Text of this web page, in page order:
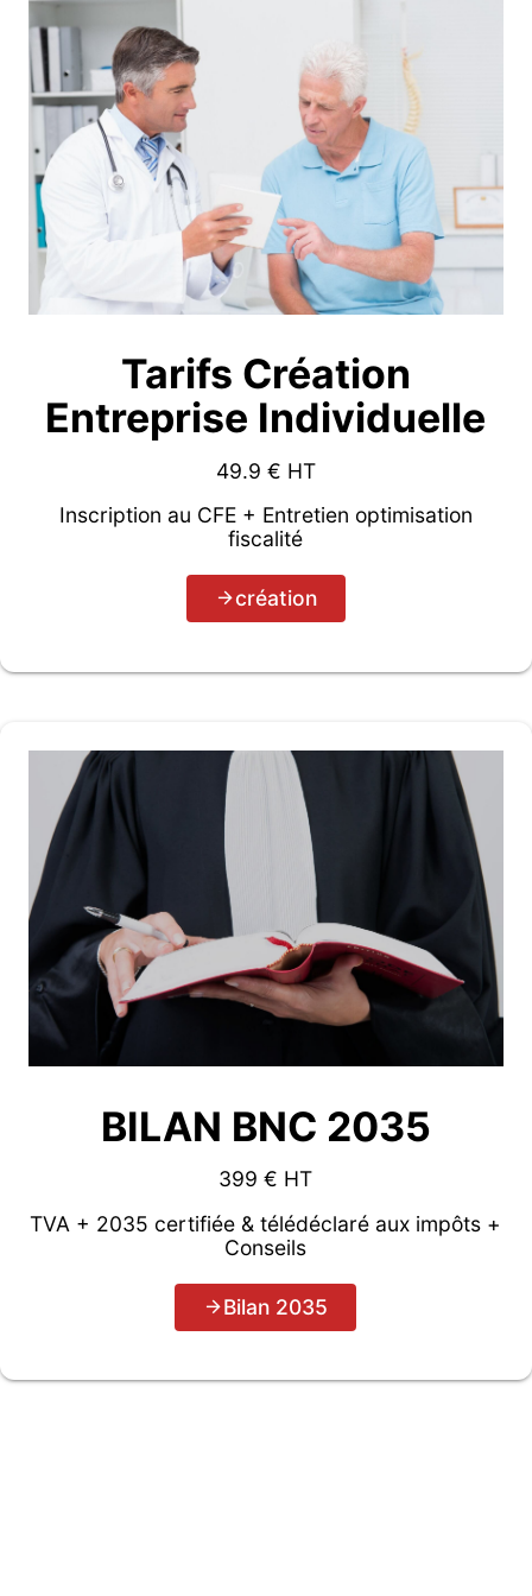
Tarifs Création
Entreprise Individuelle
49.9 € HT
Inscription au CFE + Entretien optimisation
fiscalité
création
BILAN BNC 2035
399 € HT
TVA + 2035 certifiée & télédéclaré aux impôts +
Conseils
Bilan 2035